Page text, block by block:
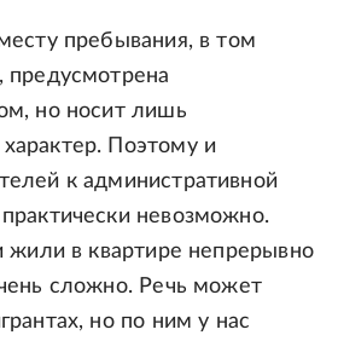
пребывания, в том
предусмотрена
но носит лишь
Поэтому и
к административной
невозможно.
жили в квартире непрерывно
сложно. Речь может
но по ним у нас